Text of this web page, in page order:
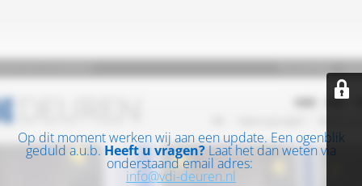
Op dit moment werken wij aan een update. Een ogenblik
geduld a.u.b. Heeft u vragen? Laat het dan weten via
onderstaand email adres:
info@vdi-deuren.nl